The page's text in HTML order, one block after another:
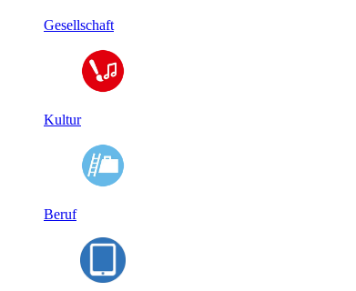
Gesellschaft
Kultur
Beruf